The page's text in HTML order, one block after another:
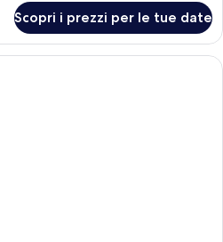
Scopri i prezzi per le tue date
Una camera d'albergo con un